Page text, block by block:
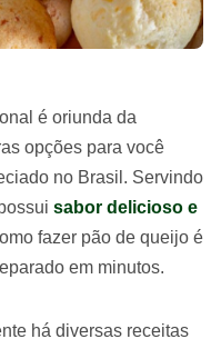
é oriunda da
opções para você
no Brasil. Servindo
sabor delicioso e
fazer pão de queijo é
em minutos.
há diversas receitas